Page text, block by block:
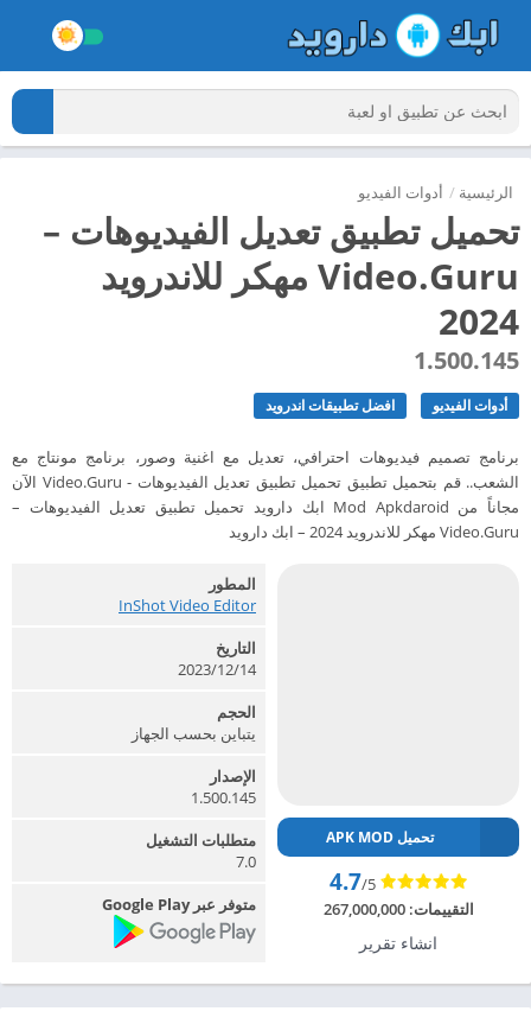
الرئيسية / أدوات الفيديو
تحميل تطبيق تعديل الفيديوهات –
Video.Guru مهكر للاندرويد
2024
1.500.145
أدوات الفيديو افضل تطبيقات اندرويد
برنامج تصميم فيديوهات احترافي، تعديل مع اغنية وصور، برنامج مونتاج مع
الشعب.. قم بتحميل تطبيق تحميل تطبيق تعديل الفيديوهات - Video.Guru الآن
مجاناً من Mod Apkdaroid ابك دارويد تحميل تطبيق تعديل الفيديوهات –
Video.Guru مهكر للاندرويد 2024 – ابك دارويد
تحميل APK MOD
4.7/5
التقييمات:267,000,000
انشاء تقرير
المطور
InShot Video Editor‏
التاريخ
2023/12/14
الحجم
يتباين بحسب الجهاز
الإصدار
1.500.145
متطلبات التشغيل
7.0
متوفر عبر Google Play